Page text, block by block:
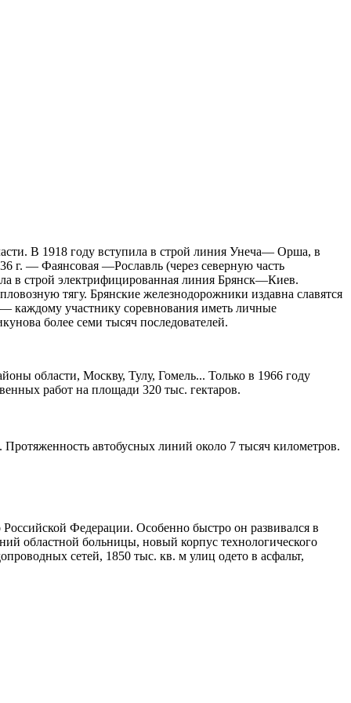
В 1918 году вступила в строй линия Унеча— Орша, в
г. — Фаянсовая —Рославль (через северную часть
в строй электрифицированная линия Брянск—Киев.
тягу. Брянские железнодорожники издавна славятся
участнику соревнования иметь личные
более семи тысяч последователей.
области, Москву, Тулу, Гомель... Только в 1966 году
работ на площади 320 тыс. гектаров.
автобусных линий около 7 тысяч километров.
Федерации. Особенно быстро он развивался в
областной больницы, новый корпус технологического
сетей, 1850 тыс. кв. м улиц одето в асфальт,